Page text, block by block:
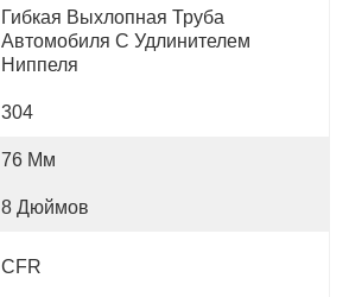
Гибкая Выхлопная Труба
Автомобиля С Удлинителем
Ниппеля
304
76 Мм
8 Дюймов
CFR